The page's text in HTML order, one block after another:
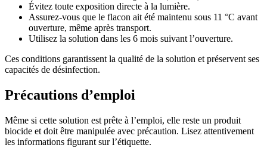
Évitez toute exposition directe à la lumière.
Assurez-vous que le flacon ait été maintenu sous 11 °C avant
ouverture, même après transport.
Utilisez la solution dans les 6 mois suivant l’ouverture.
Ces conditions garantissent la qualité de la solution et préservent ses
capacités de désinfection.
Précautions d’emploi
Même si cette solution est prête à l’emploi, elle reste un produit
biocide et doit être manipulée avec précaution. Lisez attentivement
les informations figurant sur l’étiquette.